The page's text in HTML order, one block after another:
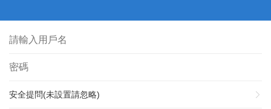
安全提問(未設置請忽略)